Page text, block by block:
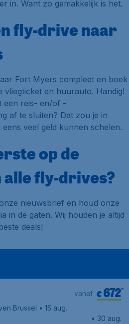
in. Want zo gemakkelijk is het.
fly-drive naar
Fort Myers compleet en boek
vliegticket en huurauto. Handig!
een reis- en/of -
af te sluiten? Dat zou je in
veel geld kunnen schelen.
op de
alle fly-drives?
nieuwsbrief en houd onze
in de gaten. Wij houden je altijd
deals!
€672*
vanaf
Brussel • 15 aug.
• 30 aug.